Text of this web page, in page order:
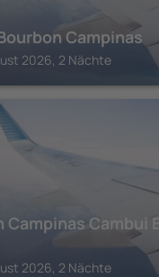
Campinas
2026, 2 Nächte
Campinas Cambui
2026, 2 Nächte